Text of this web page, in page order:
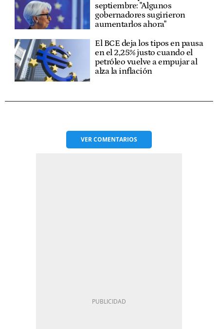
septiembre: "Algunos
gobernadores sugirieron
aumentarlos ahora"
El BCE deja los tipos en pausa
en el 2,25% justo cuando el
petróleo vuelve a empujar al
alza la inflación
VERCOMENTARIOS